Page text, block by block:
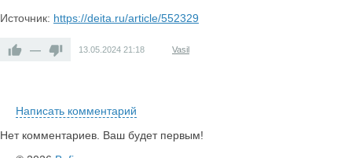
Источник: https://deita.ru/article/552329
— 13.05.2024 21:18 Vasil
Написать комментарий
Нет комментариев. Ваш будет первым!